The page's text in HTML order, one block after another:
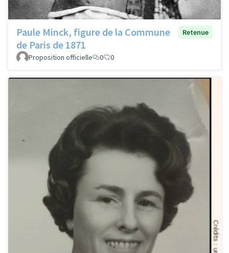
Paule Minck, figure de la Commune
de Paris de 1871
Retenue
Proposition officielle 0 0